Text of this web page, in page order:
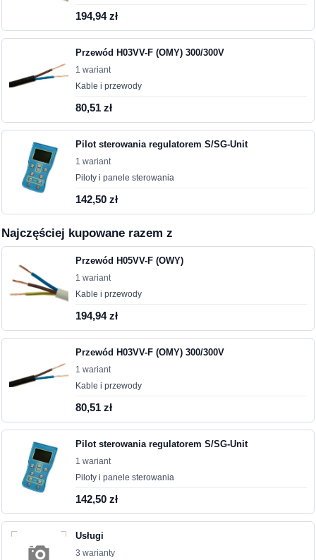
194,94 zł
Przewód H03VV-F (OMY) 300/300V
1 wariant
Kable i przewody
80,51 zł
Pilot sterowania regulatorem S/SG-Unit
1 wariant
Piloty i panele sterowania
142,50 zł
Najczęściej kupowane razem z
Przewód H05VV-F (OWY)
1 wariant
Kable i przewody
194,94 zł
Przewód H03VV-F (OMY) 300/300V
1 wariant
Kable i przewody
80,51 zł
Pilot sterowania regulatorem S/SG-Unit
1 wariant
Piloty i panele sterowania
142,50 zł
Usługi
3 warianty